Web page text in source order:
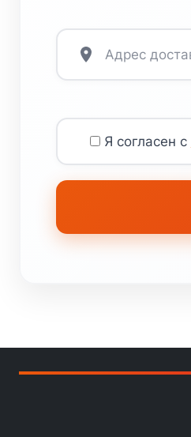
Я согласен с